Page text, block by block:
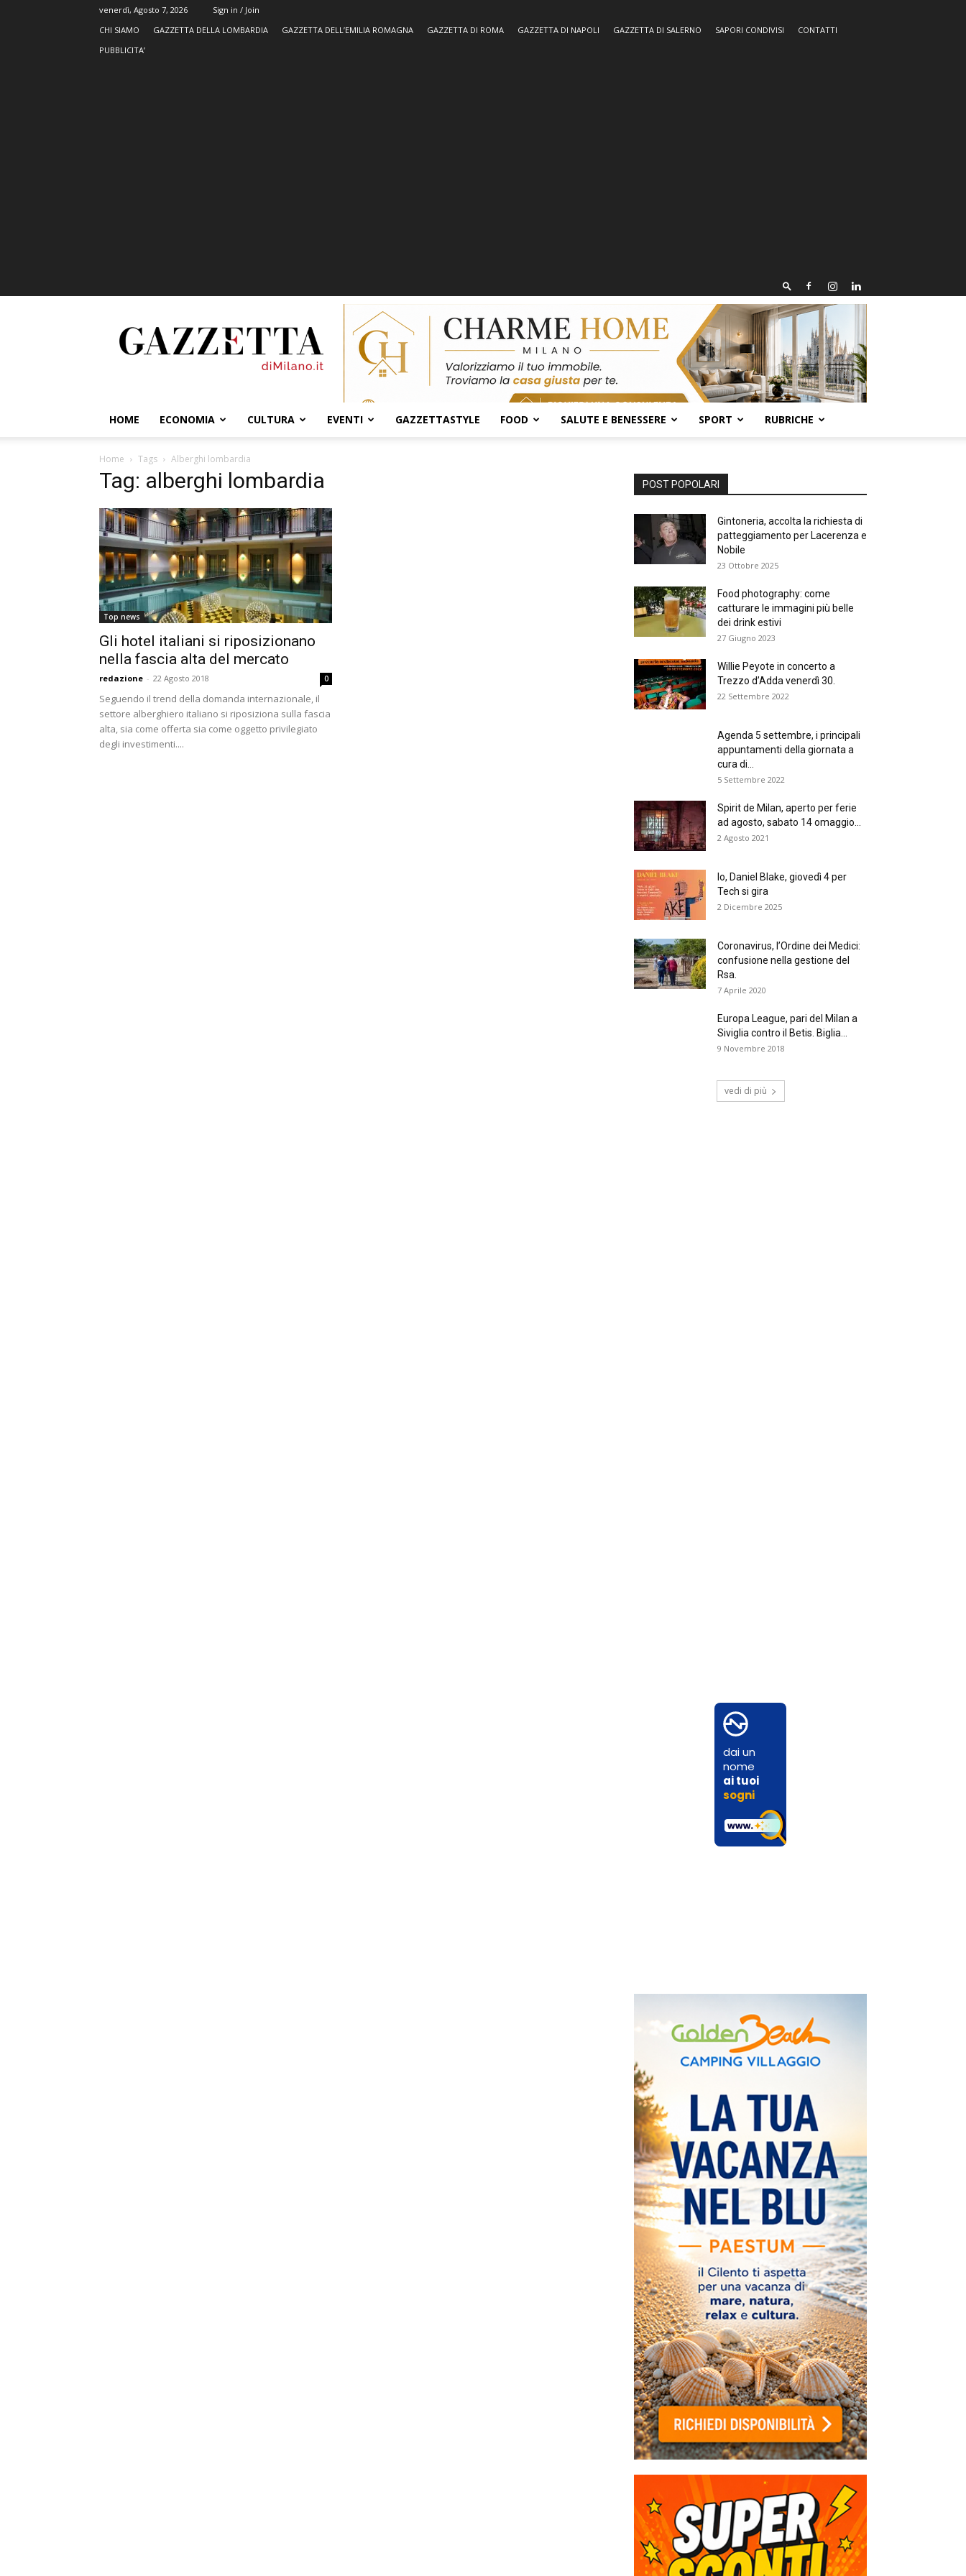
venerdì, Agosto 7, 2026
Sign in / Join
CHI SIAMO
GAZZETTA DELLA LOMBARDIA GAZZETTA DELL’EMILIA ROMAGNA GAZZETTA DI ROMA GAZZETTA DI NAPOLI GAZZETTA DI SALERNO SAPORI CONDIVISI
CONTATTI
PUBBLICITA’
HOME ECONOMIA CULTURA EVENTI GAZZETTASTYLE FOOD SALUTE E BENESSERE SPORT RUBRICHE
Home Tags Alberghi lombardia
Tag: alberghi lombardia
Top news
Gli hotel italiani si riposizionano
nella fascia alta del mercato
redazione - 22 Agosto 2018 0
Seguendo il trend della domanda internazionale, il
settore alberghiero italiano si riposiziona sulla fascia
alta, sia come offerta sia come oggetto privilegiato
degli investimenti....
POST POPOLARI
Gintoneria, accolta la richiesta di
patteggiamento per Lacerenza e
Nobile
23 Ottobre 2025
Food photography: come
catturare le immagini più belle
dei drink estivi
27 Giugno 2023
Willie Peyote in concerto a
Trezzo d’Adda venerdì 30.
22 Settembre 2022
Agenda 5 settembre, i principali
appuntamenti della giornata a
cura di...
5 Settembre 2022
Spirit de Milan, aperto per ferie
ad agosto, sabato 14 omaggio...
2 Agosto 2021
Io, Daniel Blake, giovedì 4 per
Tech si gira
2 Dicembre 2025
Coronavirus, l’Ordine dei Medici:
confusione nella gestione del
Rsa.
7 Aprile 2020
Europa League, pari del Milan a
Siviglia contro il Betis. Biglia...
9 Novembre 2018
vedi di più